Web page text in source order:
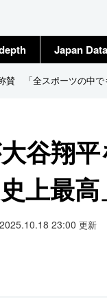
Japan Data
賛 「全スポーツの中で
谷翔
上最高
23:00 更新